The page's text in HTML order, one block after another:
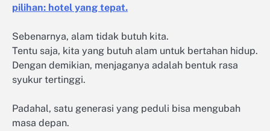
pilihan: hotel yang tepat.
Sebenarnya, alam tidak butuh kita.
Tentu saja, kita yang butuh alam untuk bertahan hidup.
Dengan demikian, menjaganya adalah bentuk rasa
syukur tertinggi.
Padahal, satu generasi yang peduli bisa mengubah
masa depan.